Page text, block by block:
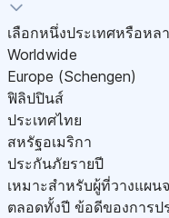
เลือกหนึ่งประเทศหรือหล
Worldwide
Europe (Schengen)
ฟิลิปปินส์
ประเทศไทย
สหรัฐอเมริกา
ประกันภัยรายปี
เหมาะสำหรับผู้ที่วางแผน
ตลอดทั้งปี ข้อดีของการป